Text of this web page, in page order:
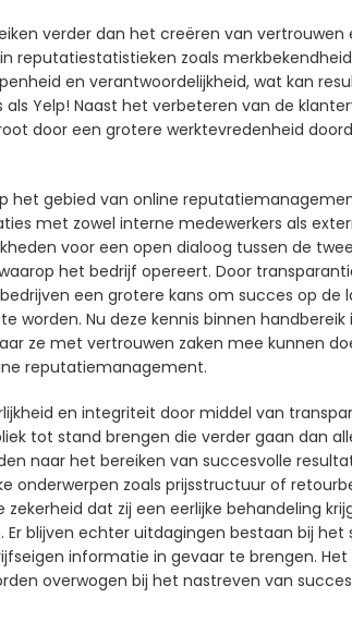
verder dan het creëren van
reputatiestatistieken zoals
en verantwoordelijkheid, wat kan
Yelp! Naast het verbeteren van de
door een grotere werktevredenheid
het gebied van online
met zowel interne medewerkers als
voor een open dialoog tussen de
het bedrijf opereert. Door
een grotere kans om succes op de
worden. Nu deze kennis binnen
ze met vertrouwen zaken mee kunnen
reputatiemanagement.
en integriteit door middel van
tot stand brengen die verder gaan dan
naar het bereiken van succesvolle
onderwerpen zoals prijsstructuur of
dat zij een eerlijke behandeling
blijven echter uitdagingen bestaan ​​bij
informatie in gevaar te brengen.
overwogen bij het nastreven van